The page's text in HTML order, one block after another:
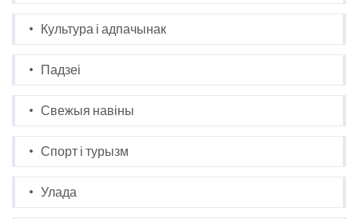
Культура і адпачынак
Падзеі
Свежыя навіны
Спорт і турызм
Улада